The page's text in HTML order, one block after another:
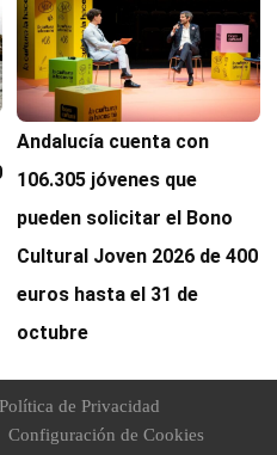
Andalucía cuenta con
106.305 jóvenes que
pueden solicitar el Bono
Cultural Joven 2026 de 400
euros hasta el 31 de
octubre
Política de Privacidad
Configuración de Cookies